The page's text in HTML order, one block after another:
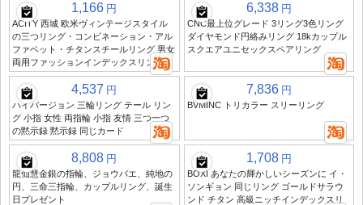
1,166 円
ACITY 西城 欧米ヴィンテージスタイル
の三つリング・コンビネーション・アル
ファベット・チタンスチールリング 男女
両用ファッションインデックスリング
6,338 円
CNC最上位グレード 3リング3色リング
ダイヤモンド円絡みリング 18kカップル
スクエアユニセックスペアリング
4,537 円
ハイバージョン 三輪リング テール リン
グ 小指 女性 両指輪 小指 友情 三つ一つ
の黙示録 黙示録 同じカード
7,836 円
BVMINC トリカラー スリーリング
8,808 円
龍仙慧金銀の指輪、ジョウバエ、純地の
円、三命三指輪、カップルリング、誕生
日プレゼント
1,708 円
BOXI あなたの輝かしいシーズンに イ・
ソンギョン 同じリング ゴールドサラウ
ンド チタン 高級ニッチインデックスリ